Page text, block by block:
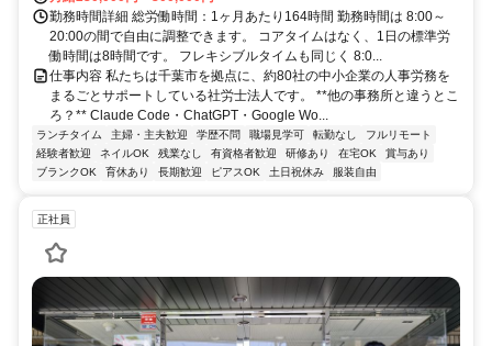
勤務時間詳細 総労働時間：1ヶ月あたり164時間 勤務時間は 8:00～
20:00の間で自由に調整できます。 コアタイムはなく、1日の標準労
働時間は8時間です。 フレキシブルタイムも同じく 8:0...
仕事内容 私たちは千葉市を拠点に、約80社の中小企業の人事労務を
まるごとサポートしている社労士法人です。 **他の事務所と違うとこ
ろ？** Claude Code・ChatGPT・Google Wo...
ランチタイム 主婦・主夫歓迎 学歴不問 職場見学可 転勤なし
フルリモート
経験者歓迎
ネイルOK 残業なし 有資格者歓迎 研修あり 在宅OK
賞与あり
ブランクOK
育休あり 長期歓迎 ピアスOK 土日祝休み 服装自由
正社員